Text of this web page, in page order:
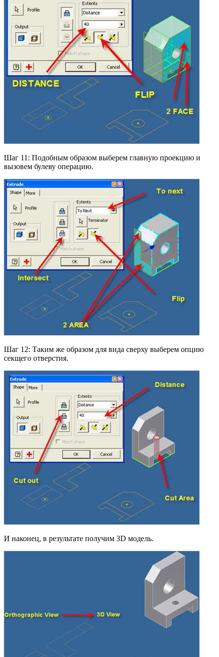
Шаг 11: Подобным образом выберем главную проекцию и
вызовем булеву операцию.
Шаг 12: Таким же образом для вида сверху выберем опцию
секщего отверстия.
И наконец, в результате получим 3D модель.